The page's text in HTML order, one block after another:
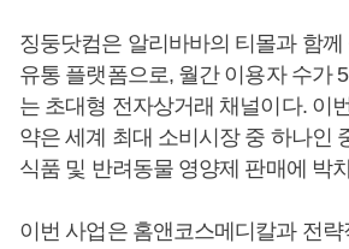
징둥닷컴은 알리바바의 티몰과 함
유통 플랫폼으로, 월간 이용자 수가
는 초대형 전자상거래 채널이다. 이
약은 세계 최대 소비시장 중 하나인
식품 및 반려동물 영양제 판매에 박
이번 사업은 홈앤코스메디칼과 전